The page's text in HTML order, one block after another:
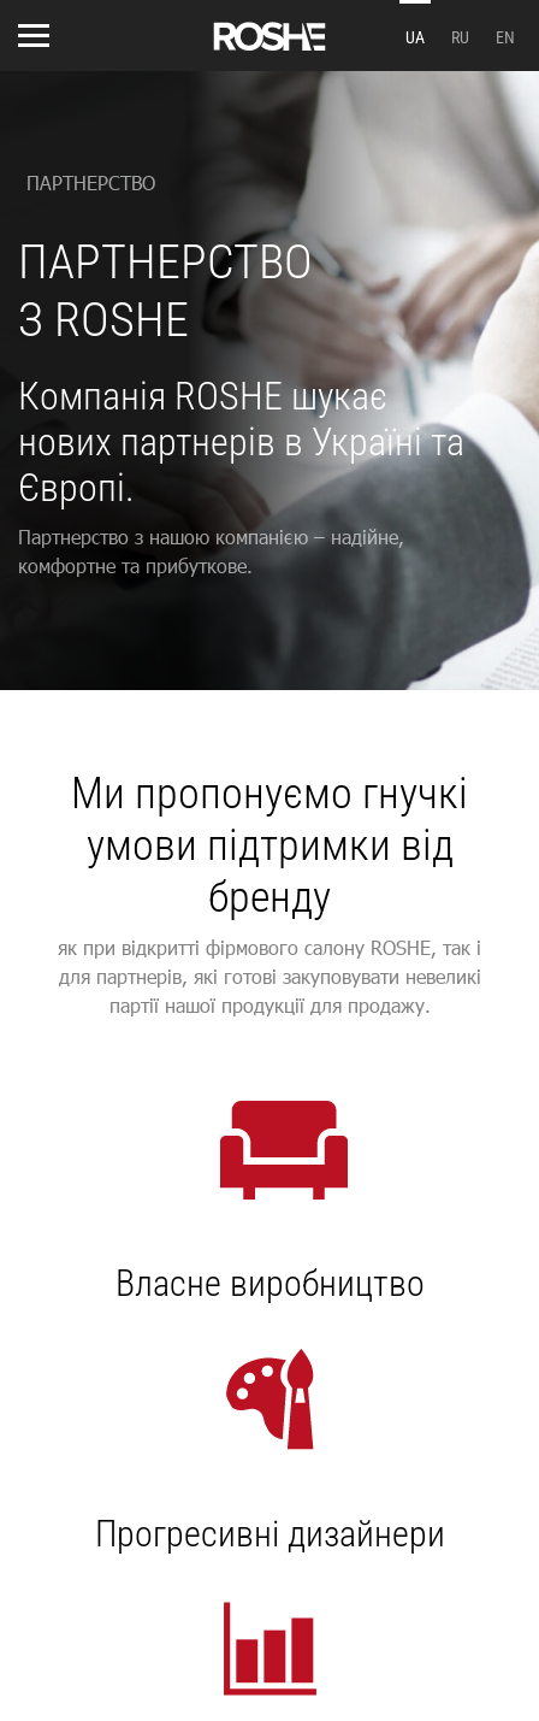
UA RU EN
ПАРТНЕРСТВО
ПАРТНЕРСТВО
З ROSHE
Компанія ROSHE шукає
нових партнерів в Україні та
Європі.
Партнерство з нашою компанією – надійне,
комфортне та прибуткове.
Ми пропонуємо гнучкі
умови підтримки від
бренду
як при відкритті фірмового салону ROSHE, так і
для партнерів, які готові закуповувати невеликі
партії нашої продукції для продажу.
Власне виробництво
Прогресивні дизайнери